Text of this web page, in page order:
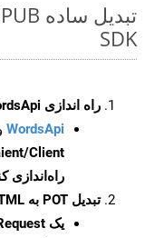
SDK
راه اندازی WordsApi و CellsApi
WordsApi
راه‌اندازی
تبدیل POT به HTML با WordsApi
یک